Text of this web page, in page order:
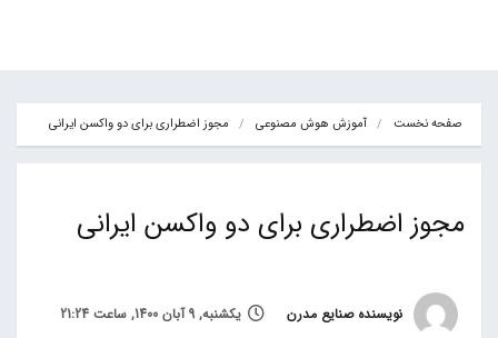
صفحه نخست آموزش هوش مصنوعی مجوز اضطراری برای دو واکسن‌ ایرانی
مجوز اضطراری برای دو واکسن‌ ایرانی
نویسنده صنایع مدرن یکشنبه, 9 آبان 1400, ساعت 21:24